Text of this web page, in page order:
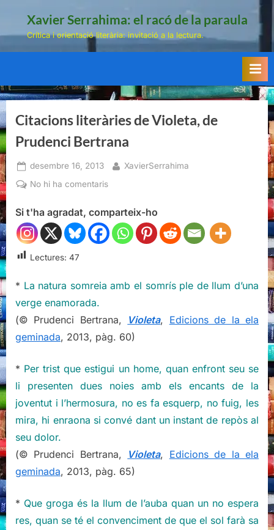
Xavier Serrahima: el racó de la paraula
Crítica i orientació literària: invitació a la lectura.
Citacions literàries de Violeta, de
Prudenci Bertrana
Posted
on
desembre 16, 2013 By
XavierSerrahima
No hi ha comentarisa
literàries
de
Violeta,
Bertrana
Si t'ha agradat, comparteix-ho
Lectures: 47
* La natura somreia amb el somrís ple de llum d’una
verge enamorada.
(© Prudenci Bertrana,
Violeta, Edicions de la ela
geminada, 2013, pàg. 60)
* Per trist que estigui un home, quan enfront seu se
li presenten dues noies amb els encants de la
joventut i l’hermosura, no es fa esquerp, no fuig, les
mira, hi enraona si convé dant un instant de repòs al
seu dolor.
(© Prudenci Bertrana,
Violeta, Edicions de la ela
geminada, 2013, pàg. 65)
* Que groga és la llum de l’auba quan un no espera
res, quan se té el convenciment de que el sol farà sa